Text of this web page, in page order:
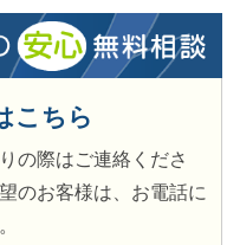
こちら
の際はご連絡くださ
のお客様は、お電話に